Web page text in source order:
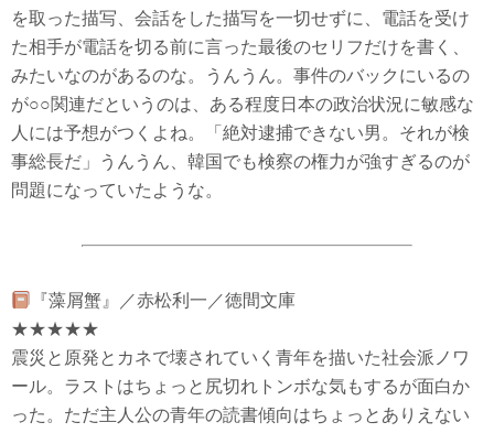
を取った描写、会話をした描写を一切せずに、電話を受け
た相手が電話を切る前に言った最後のセリフだけを書く、
みたいなのがあるのな。うんうん。事件のバックにいるの
が○○関連だというのは、ある程度日本の政治状況に敏感な
人には予想がつくよね。「絶対逮捕できない男。それが検
事総長だ」うんうん、韓国でも検察の権力が強すぎるのが
問題になっていたような。
『藻屑蟹』／赤松利一／徳間文庫
★★★★★
震災と原発とカネで壊されていく青年を描いた社会派ノワ
ール。ラストはちょっと尻切れトンボな気もするが面白か
った。ただ主人公の青年の読書傾向はちょっとありえない